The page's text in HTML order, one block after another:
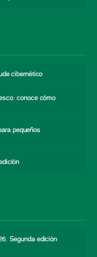
cibernético
conoce cómo
pequeños
Segunda edición